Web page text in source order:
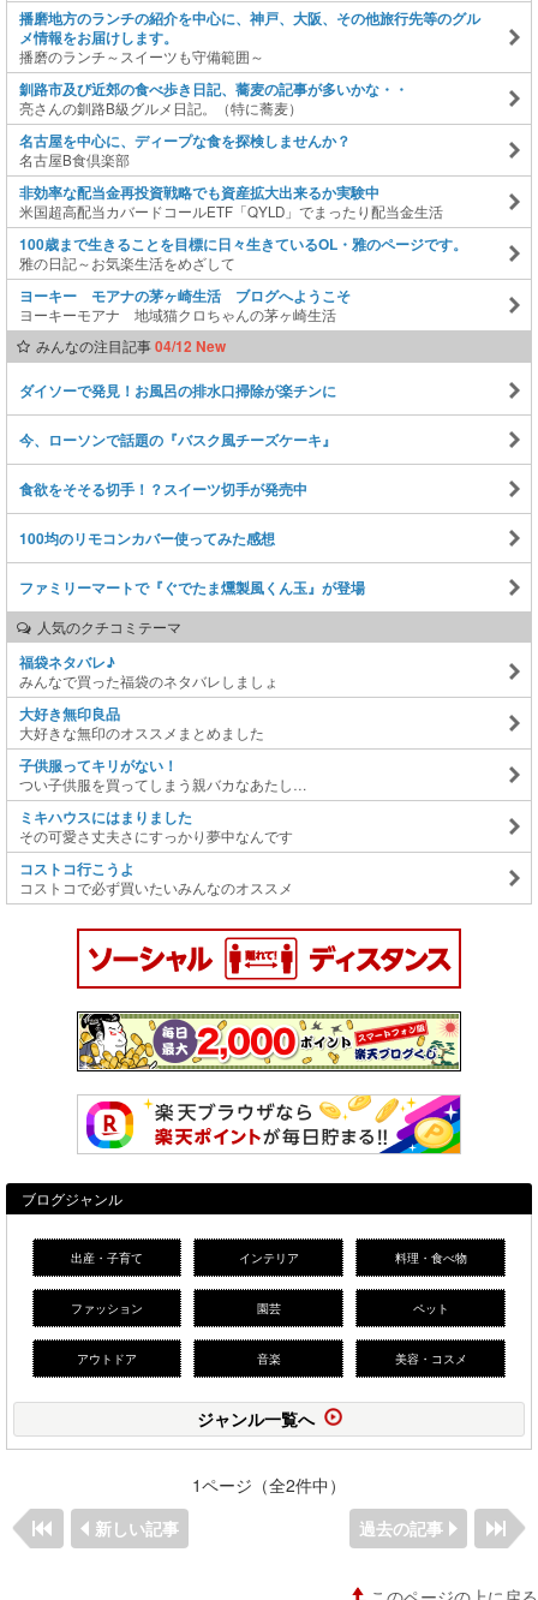
播磨地方のランチの紹介を中心に、神戸、大阪、その他旅行先等のグル
メ情報をお届けします。
播磨のランチ～スイーツも守備範囲～
釧路市及び近郊の食べ歩き日記、蕎麦の記事が多いかな・・
亮さんの釧路B級グルメ日記。（特に蕎麦）
名古屋を中心に、ディープな食を探検しませんか？
名古屋B食倶楽部
非効率な配当金再投資戦略でも資産拡大出来るか実験中
米国超高配当カバードコールETF「QYLD」でまったり配当金生活
100歳まで生きることを目標に日々生きているOL・雅のページです。
雅の日記～お気楽生活をめざして
ヨーキー モアナの茅ヶ崎生活 ブログへようこそ
ヨーキーモアナ 地域猫クロちゃんの茅ヶ崎生活
みんなの注目記事04/12 New
ダイソーで発見！お風呂の排水口掃除が楽チンに
今、ローソンで話題の『バスク風チーズケーキ』
食欲をそそる切手！？スイーツ切手が発売中
100均のリモコンカバー使ってみた感想
ファミリーマートで『ぐでたま燻製風くん玉』が登場
人気のクチコミテーマ
福袋ネタバレ♪
みんなで買った福袋のネタバレしましょ
大好き無印良品
大好きな無印のオススメまとめました
子供服ってキリがない！
つい子供服を買ってしまう親バカなあたし…
ミキハウスにはまりました
その可愛さ丈夫さにすっかり夢中なんです
コストコ行こうよ
コストコで必ず買いたいみんなのオススメ
ブログジャンル
出産・子育て インテリア 料理・食べ物
ファッション 園芸 ペット
アウトドア 音楽 美容・コスメ
ジャンル一覧へ
1ページ（全2件中）
新しい記事
過去の記事